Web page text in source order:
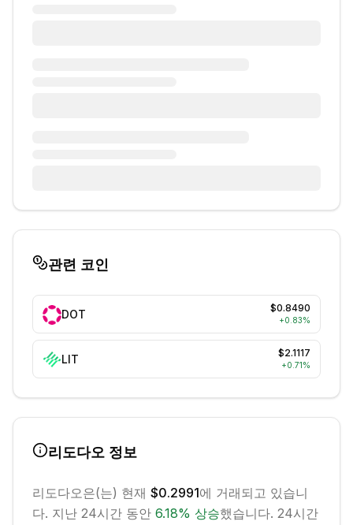
관련 코인
DOT $0.8490
+0.83%
LIT $2.1117
+0.71%
리도다오 정보
리도다오은(는) 현재 $0.2991에 거래되고 있습니
다. 지난 24시간 동안 6.18% 상승했습니다. 24시간